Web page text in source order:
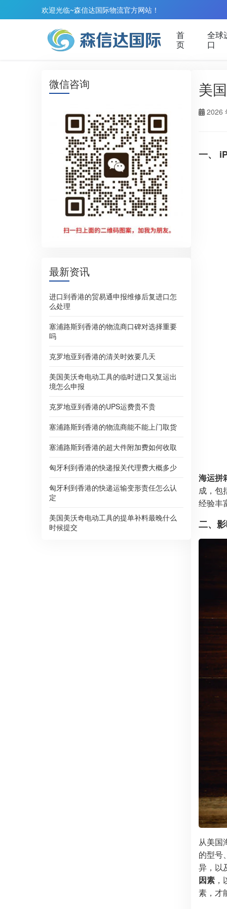
欢迎光临~森信达国际物流官方网站！
首
页
全球
口
微信咨询
最新资讯
进口到香港的贸易通申报维修后复进口怎
么处理
塞浦路斯到香港的物流商口碑对选择重要
吗
克罗地亚到香港的清关时效要几天
美国美沃奇电动工具的临时进口又复运出
境怎么申报
克罗地亚到香港的UPS运费贵不贵
塞浦路斯到香港的物流商能不能上门取货
塞浦路斯到香港的超大件附加费如何收取
匈牙利到香港的快递报关代理费大概多少
匈牙利到香港的快递运输变形责任怎么认
定
美国美沃奇电动工具的提单补料最晚什么
时候提交
美
2026
一、
海运拼
成，包
经验丰
二、
从美国
的型号
异，以
因素
素，才